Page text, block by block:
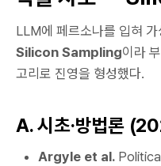
LLM에 페르소나를 입혀
Silicon Sampling이라
고리로 진영을 형성했다.
A. 시초·방법론
Argyle et al.